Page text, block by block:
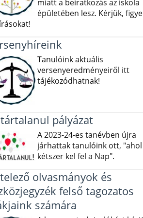
miatt a beiratkozás az iskola
épületében lesz. Kérjük,
Tanulóink aktuális
versenyeredményeiről itt
tájékozódhatnak!
pályázat
A 2023-24-es tanévben újra
járhattak tanulóink ott, "ahol
kétszer kel fel a Nap".
olvasmányok és
felső tagozatos
számára